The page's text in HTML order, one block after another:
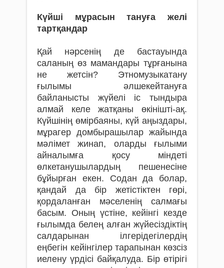
Күйші мұрасын
тануға желі
тартқандар
Қай нәрсенің де бастауында
саланың өз мамандары тұрғанына
не жетсін? Этномузыкатану
ғылымы әлшекейтануға
байланысты жүйелі іс тындыра
алмай келе жатқаны өкінішті-ақ.
Күйшінің өмірбаяны, күй аңыздары,
мұрагер домбырашылар жайында
мәлімет жинап, оларды ғылыми
айналымға қосу міндеті
өлкетанушылардың пешенесіне
бұйырған екен. Содан да болар,
қандай да бір жетістіктен гөрі,
қордаланған мәселенің салмағы
басым. Оның үстіне, кейінгі кезде
ғылымда белең алған жүйесіздіктің
салдарынан ілгерідегілердің
еңбегін кейінгілер тарапынан көзсіз
иелену үрдісі байқалуда. Бір өтірігі